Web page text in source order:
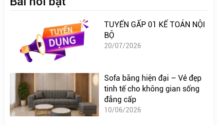
TUYỂN GẤP 01 KẾ TOÁN NỘI
BỘ
20/07/2026
Sofa băng hiện đại – Vẻ đẹp
tinh tế cho không gian sống
đẳng cấp
10/06/2026